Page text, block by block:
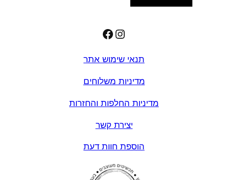
Instagram
Facebook
תנאי שימוש אתר
מדיניות משלוחים
מדיניות החלפות והחזרות
יצירת קשר
הוספת חוות דעת